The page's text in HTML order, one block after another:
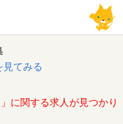
てみる
に関する求人が見つかり